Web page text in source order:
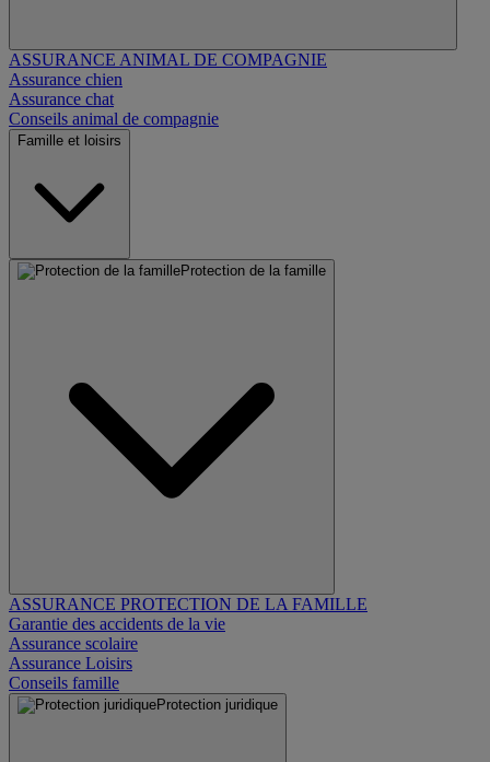
ASSURANCE ANIMAL DE COMPAGNIE
Assurance chien
Assurance chat
Conseils animal de compagnie
Famille et loisirs
Protection de la famille
ASSURANCE PROTECTION DE LA FAMILLE
Garantie des accidents de la vie
Assurance scolaire
Assurance Loisirs
Conseils famille
Protection juridique